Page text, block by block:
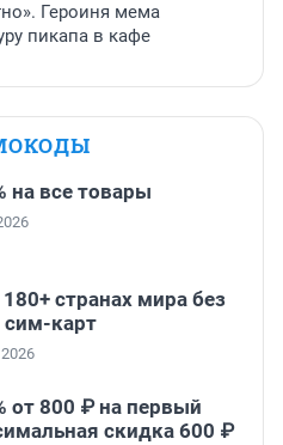
Героиня мема
пикапа в кафе
на все товары
странах мира без
сим-карт
от 800 ₽ на первый
скидка 600 ₽